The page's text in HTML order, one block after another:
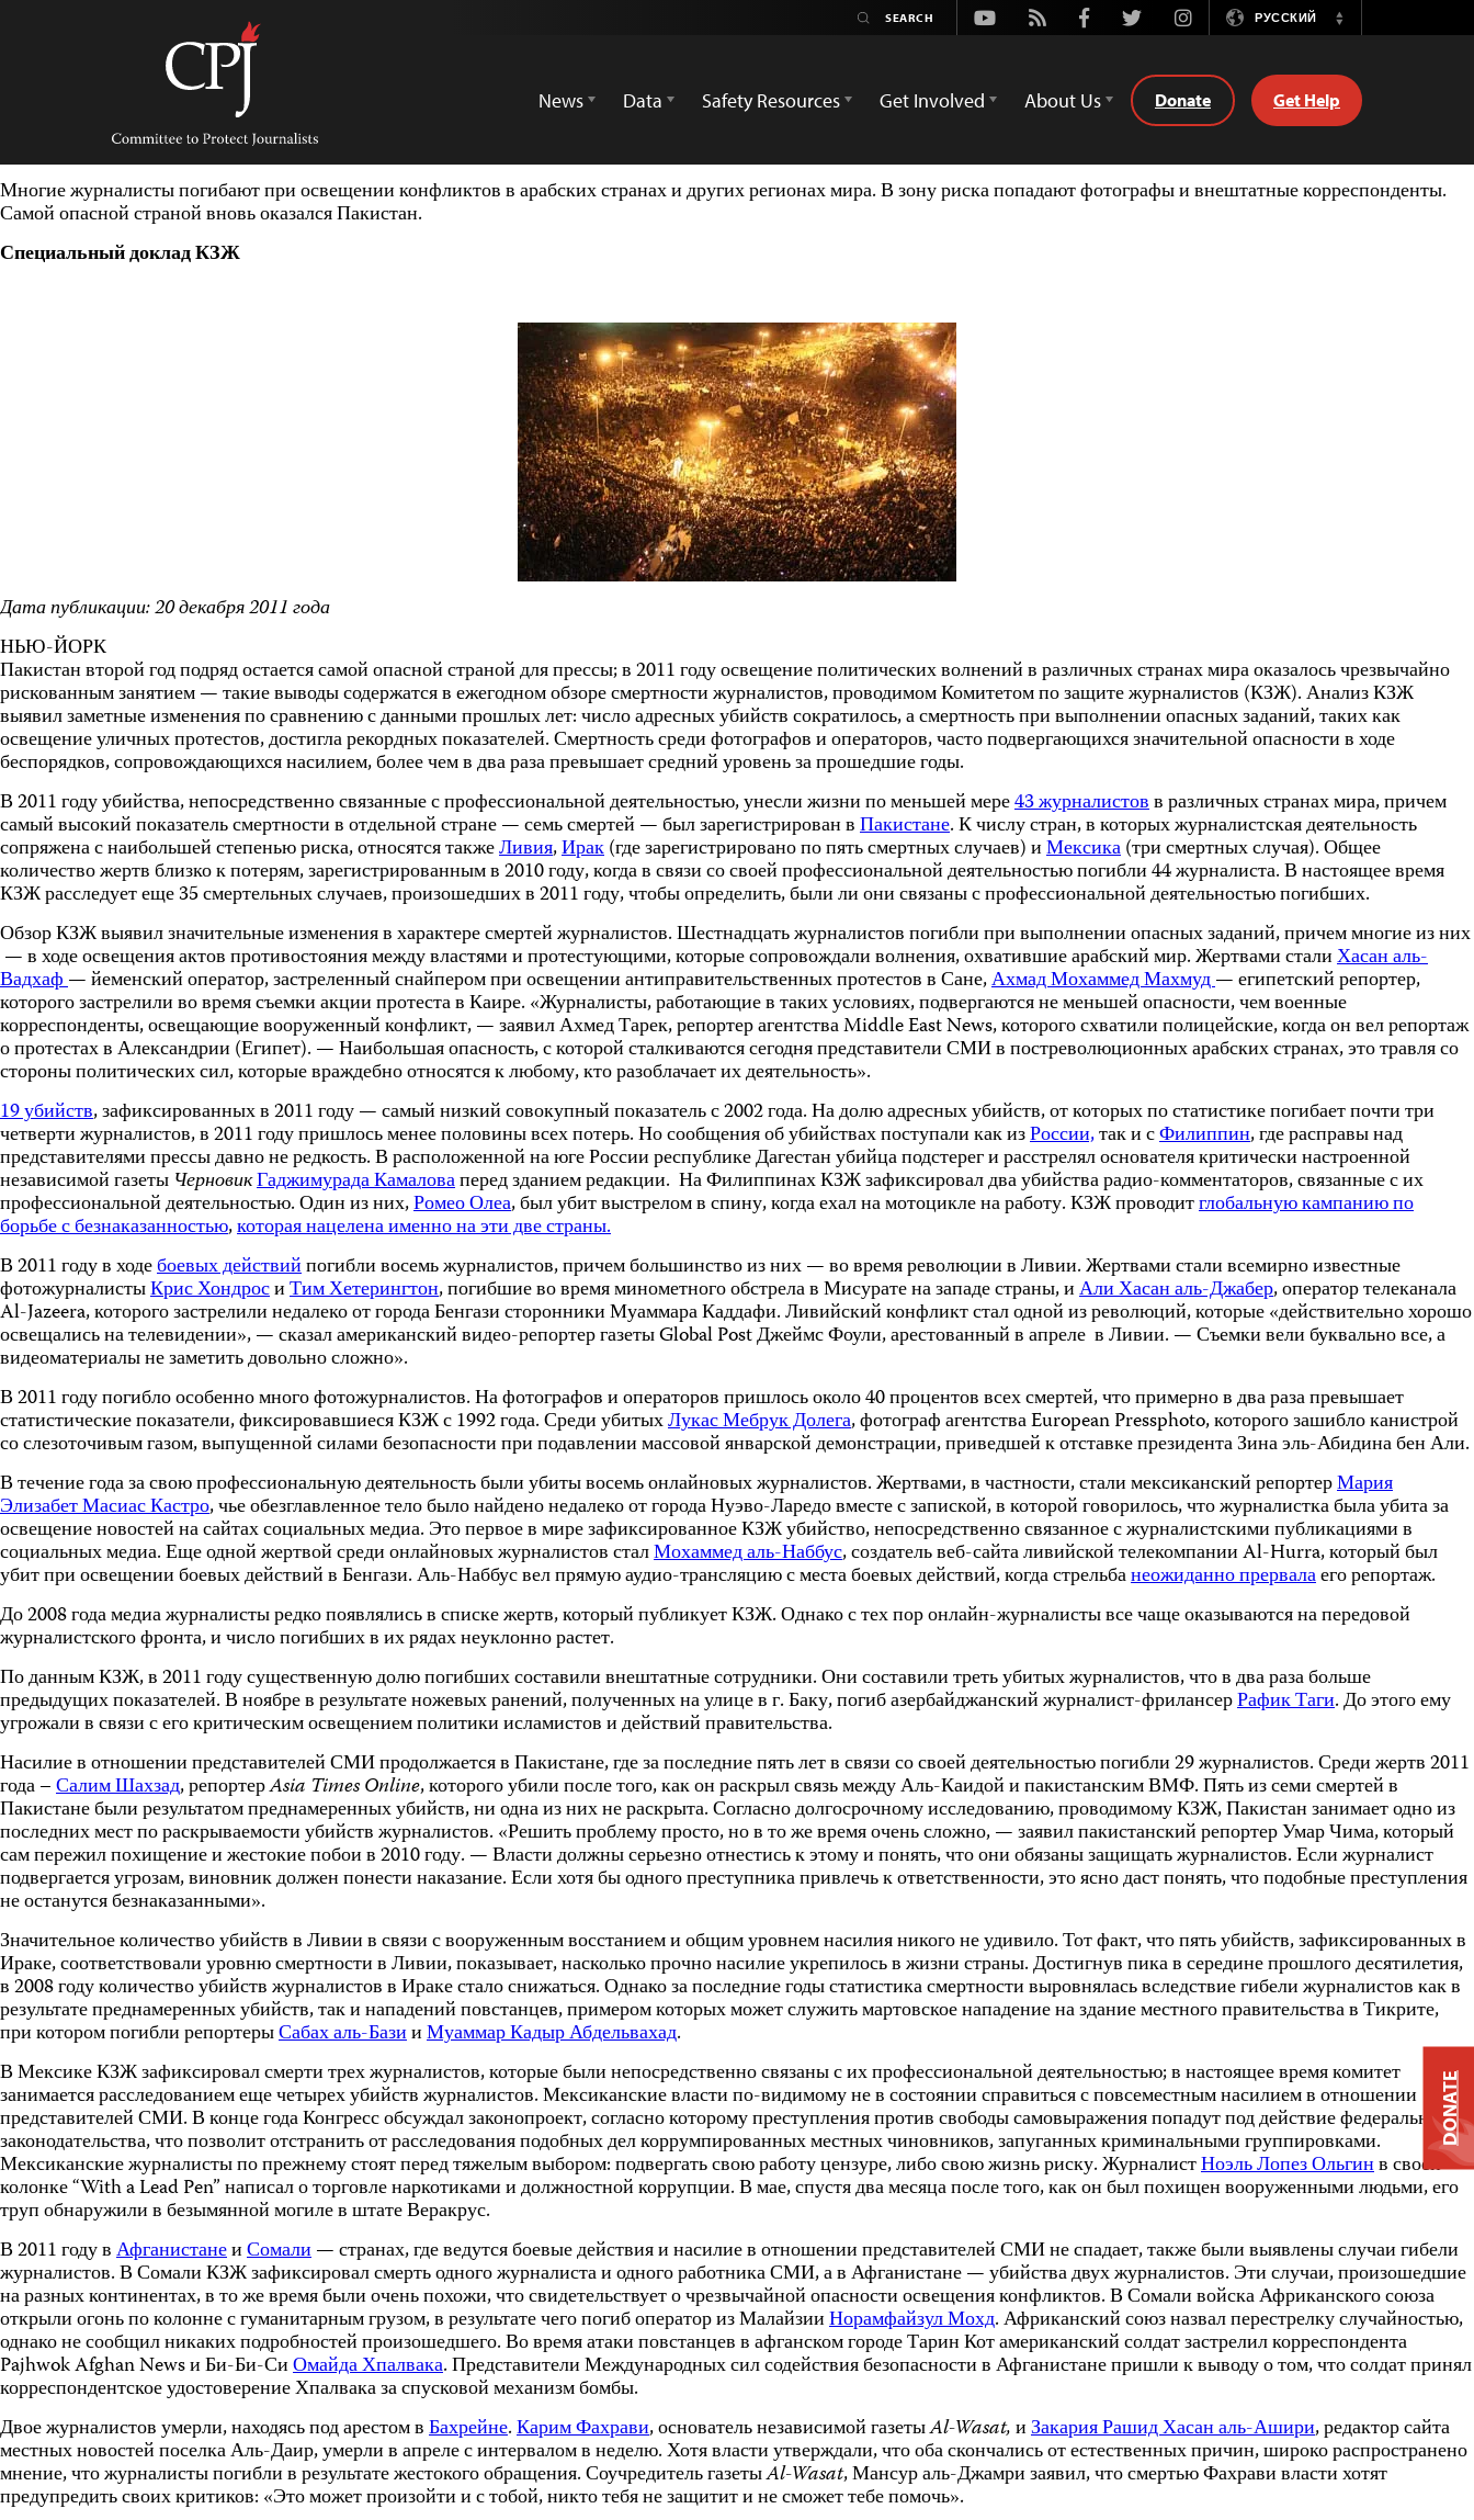
Committee
Protect
Journalists
Youtube
Rss FacebookTwitterInstagramРУССКИЙ
Switch
News
Data Safety Resources Get Involved About Us Donate Get Help
Многие журналисты погибают при освещении конфликтов в арабских странах и других регионах мира. В зону риска попадают фотографы и внештатные корреспонденты.
Самой опасной страной вновь оказался Пакистан.
Специальный доклад КЗЖ
Дата публикации: 20 декабря 2011 года
НЬЮ-ЙОРК
Пакистан второй год подряд остается самой опасной страной для прессы; в 2011 году освещение политических волнений в различных странах мира оказалось чрезвычайно
рискованным занятием — такие выводы содержатся в ежегодном обзоре смертности журналистов, проводимом Комитетом по защите журналистов (КЗЖ). Анализ КЗЖ
выявил заметные изменения по сравнению с данными прошлых лет: число адресных убийств сократилось, а смертность при выполнении опасных заданий, таких как
освещение уличных протестов, достигла рекордных показателей. Смертность среди фотографов и операторов, часто подвергающихся значительной опасности в ходе
беспорядков, сопровождающихся насилием, более чем в два раза превышает средний уровень за прошедшие годы.
В 2011 году убийства, непосредственно связанные с профессиональной деятельностью, унесли жизни по меньшей мере43 журналистовв различных странах мира, причем
самый высокий показатель смертности в отдельной стране — семь смертей — был зарегистрирован вПакистане. К числу стран, в которых журналистская деятельность
сопряжена с наибольшей степенью риска, относятся такжеЛивия,Ирак(где зарегистрировано по пять смертных случаев) иМексика(три смертных случая). Общее
количество жертв близко к потерям, зарегистрированным в 2010 году, когда в связи со своей профессиональной деятельностью погибли 44 журналиста. В настоящее время
КЗЖ расследует еще 35 смертельных случаев, произошедших в 2011 году, чтобы определить, были ли они связаны с профессиональной деятельностью погибших.
Обзор КЗЖ выявил значительные изменения в характере смертей журналистов. Шестнадцать журналистов погибли при выполнении опасных заданий, причем многие из них
— в ходе освещения актов противостояния между властями и протестующими, которые сопровождали волнения, охватившие арабский мир. Жертвами сталиХасан аль-
Вадхаф— йеменский оператор, застреленный снайпером при освещении антиправительственных протестов в Сане,Ахмад Мохаммед Махмуд— египетский репортер,
которого застрелили во время съемки акции протеста в Каире. «Журналисты, работающие в таких условиях, подвергаются не меньшей опасности, чем военные
корреспонденты, освещающие вооруженный конфликт, — заявил Ахмед Тарек, репортер агентства Middle East News, которого схватили полицейские, когда он вел репортаж
о протестах в Александрии (Египет). — Наибольшая опасность, с которой сталкиваются сегодня представители СМИ в постреволюционных арабских странах, это травля со
стороны политических сил, которые враждебно относятся к любому, кто разоблачает их деятельность».
19 убийств, зафиксированных в 2011 году — самый низкий совокупный показатель с 2002 года. На долю адресных убийств, от которых по статистике погибает почти три
четверти журналистов, в 2011 году пришлось менее половины всех потерь. Но сообщения об убийствах поступали как изРоссии,так и сФилиппин, где расправы над
представителями прессы давно не редкость. В расположенной на юге России республике Дагестан убийца подстерег и расстрелял основателя критически настроенной
независимой газеты ЧерновикГаджимурада Камаловаперед зданием редакции. На Филиппинах КЗЖ зафиксировал два убийства радио-комментаторов, связанные с их
профессиональной деятельностью. Один из них,Ромео Олеа, был убит выстрелом в спину, когда ехал на мотоцикле на работу. КЗЖ проводитглобальную кампанию по
борьбе с безнаказанностью,которая нацелена именно на эти две страны.
В 2011 году в ходебоевых действийпогибли восемь журналистов, причем большинство из них — во время революции в Ливии. Жертвами стали всемирно известные
фотожурналистыКрис ХондросиТим Хетерингтон, погибшие во время минометного обстрела в Мисурате на западе страны, иАли Хасан аль-Джабер, оператор телеканала
Al-Jazeera, которого застрелили недалеко от города Бенгази сторонники Муаммара Каддафи. Ливийский конфликт стал одной из революций, которые «действительно хорошо
освещались на телевидении», — сказал американский видео-репортер газеты Global Post Джеймс Фоули, арестованный в апреле в Ливии. — Съемки вели буквально все, а
видеоматериалы не заметить довольно сложно».
В 2011 году погибло особенно много фотожурналистов. На фотографов и операторов пришлось около 40 процентов всех смертей, что примерно в два раза превышает
статистические показатели, фиксировавшиеся КЗЖ с 1992 года. Среди убитыхЛукас Мебрук Долега, фотограф агентства European Pressphoto, которого зашибло канистрой
со слезоточивым газом, выпущенной силами безопасности при подавлении массовой январской демонстрации, приведшей к отставке президента Зина эль-Абидина бен Али.
В течение года за свою профессиональную деятельность были убиты восемь онлайновых журналистов. Жертвами, в частности, стали мексиканский репортерМария
Элизабет Масиас Кастро, чье обезглавленное тело было найдено недалеко от города Нуэво-Ларедо вместе с запиской, в которой говорилось, что журналистка была убита за
освещение новостей на сайтах социальных медиа. Это первое в мире зафиксированное КЗЖ убийство, непосредственно связанное с журналистскими публикациями в
социальных медиа. Еще одной жертвой среди онлайновых журналистов сталМохаммед аль-Наббус, создатель веб-сайта ливийской телекомпании Al-Hurra, который был
убит при освещении боевых действий в Бенгази. Аль-Наббус вел прямую аудио-трансляцию с места боевых действий, когда стрельбанеожиданно прервалаего репортаж.
До 2008 года медиа журналисты редко появлялись в списке жертв, который публикует КЗЖ. Однако с тех пор онлайн-журналисты все чаще оказываются на передовой
журналистского фронта, и число погибших в их рядах неуклонно растет.
По данным КЗЖ, в 2011 году существенную долю погибших составили внештатные сотрудники. Они составили треть убитых журналистов, что в два раза больше
предыдущих показателей. В ноябре в результате ножевых ранений, полученных на улице в г. Баку, погиб азербайджанский журналист-фрилансерРафик Таги. До этого ему
угрожали в связи с его критическим освещением политики исламистов и действий правительства.
Насилие в отношении представителей СМИ продолжается в Пакистане, где за последние пять лет в связи со своей деятельностью погибли 29 журналистов. Среди жертв 2011
года –Салим Шахзад, репортерAsia TimesOnline, которого убили после того, как он раскрыл связь между Аль-Каидой и пакистанским ВМФ. Пять из семи смертей в
Пакистане были результатом преднамеренных убийств, ни одна из них не раскрыта. Согласно долгосрочному исследованию, проводимому КЗЖ, Пакистан занимает одно из
последних мест по раскрываемости убийств журналистов. «Решить проблему просто, но в то же время очень сложно, — заявил пакистанский репортер Умар Чима, который
сам пережил похищение и жестокие побои в 2010 году. — Власти должны серьезно отнестись к этому и понять, что они обязаны защищать журналистов. Если журналист
подвергается угрозам, виновник должен понести наказание. Если хотя бы одного преступника привлечь к ответственности, это ясно даст понять, что подобные преступления
не останутся безнаказанными».
Значительное количество убийств в Ливии в связи с вооруженным восстанием и общим уровнем насилия никого не удивило. Тот факт, что пять убийств, зафиксированных в
Ираке, соответствовали уровню смертности в Ливии, показывает, насколько прочно насилие укрепилось в жизни страны. Достигнув пика в середине прошлого десятилетия,
в 2008 году количество убийств журналистов в Ираке стало снижаться. Однако за последние годы статистика смертности выровнялась вследствие гибели журналистов как в
результате преднамеренных убийств, так и нападений повстанцев, примером которых может служить мартовское нападение на здание местного правительства в Тикрите,
при котором погибли репортерыСабах аль-БазииМуаммар Кадыр Абдельвахад.
В Мексике КЗЖ зафиксировал смерти трех журналистов, которые были непосредственно связаны с их профессиональной деятельностью; в настоящее время комитет
занимается расследованием еще четырех убийств журналистов. Мексиканские власти по-видимому не в состоянии справиться с повсеместным насилием в отношении
представителей СМИ. В конце года Конгресс обсуждал законопроект, согласно которому преступления против свободы самовыражения попадут под действие федерального
законодательства, что позволит отстранить от расследования подобных дел коррумпированных местных чиновников, запуганных криминальными группировками.
Мексиканские журналисты по прежнему стоят перед тяжелым выбором: подвергать свою работу цензуре, либо свою жизнь риску. ЖурналистНоэль Лопез Ольгинв своей
колонке “With a Lead Pen” написал о торговле наркотиками и должностной коррупции. В мае, спустя два месяца после того, как он был похищен вооруженными людьми, его
труп обнаружили в безымянной могиле в штате Веракрус.
В 2011 году вАфганистанеиСомали— странах, где ведутся боевые действия и насилие в отношении представителей СМИ не спадает, также были выявлены случаи гибели
журналистов. В Сомали КЗЖ зафиксировал смерть одного журналиста и одного работника СМИ, а в Афганистане — убийства двух журналистов. Эти случаи, произошедшие
на разных континентах, в то же время были очень похожи, что свидетельствует о чрезвычайной опасности освещения конфликтов. В Сомали войска Африканского союза
открыли огонь по колонне с гуманитарным грузом, в результате чего погиб оператор из МалайзииНорамфайзул Мохд. Африканский союз назвал перестрелку случайностью,
однако не сообщил никаких подробностей произошедшего. Во время атаки повстанцев в афганском городе Тарин Кот американский солдат застрелил корреспондента
Pajhwok Afghan News и Би-Би-СиОмайда Хпалвака. Представители Международных сил содействия безопасности в Афганистане пришли к выводу о том, что солдат принял
корреспондентское удостоверение Хпалвака за спусковой механизм бомбы.
Двое журналистов умерли, находясь под арестом вБахрейне.Карим Фахрави, основатель независимой газетыAl-Wasat,иЗакария Рашид Хасан аль-Ашири, редактор сайта
местных новостей поселка Аль-Даир, умерли в апреле с интервалом в неделю. Хотя власти утверждали, что оба скончались от естественных причин, широко распространено
мнение, что журналисты погибли в результате жестокого обращения. Соучредитель газетыAl-Wasat, Мансур аль-Джамри заявил, что смертью Фахрави власти хотят
предупредить своих критиков: «Это может произойти и с тобой, никто тебя не защитит и не сможет тебе помочь».
DONATE